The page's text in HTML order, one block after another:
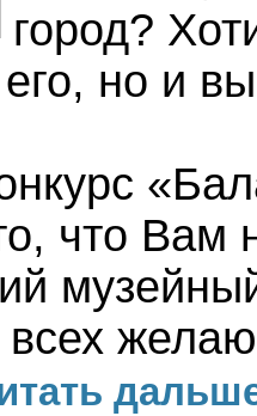
город?
но и
что Вам
всех